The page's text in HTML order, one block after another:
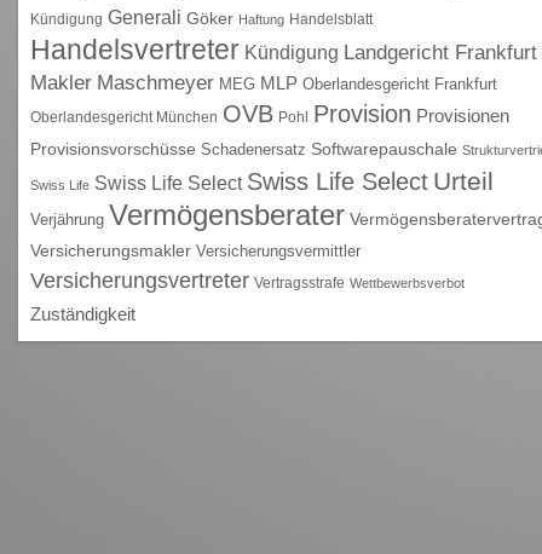
Kündigung Generali Göker Haftung Handelsblatt
Handelsvertreter Kündigung Landgericht Frankfurt
Makler Maschmeyer MEG MLP Oberlandesgericht Frankfurt
Oberlandesgericht München OVB Pohl Provision Provisionen
Provisionsvorschüsse Schadenersatz Softwarepauschale
Swiss Life Swiss Life Select Swiss Life Select Urteil
Verjährung Vermögensberater
Versicherungsmakler Versicherungsvermittler
Versicherungsvertreter Vertragsstrafe Wettbewerbsverbot
Zuständigkeit